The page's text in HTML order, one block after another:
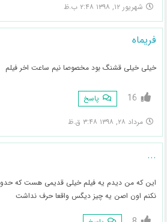
شهریور ۱۲, ۱۳۹۸ ۲:۴۸ ب.ظ
فریماه
خیلی خیلی قشنگ بود مخصوصا نیم ساعت اخر فیلم
16 پاسخ
مرداد ۲۸, ۱۳۹۸ ۳:۴۸ ق.ظ
...
نکنم اون اصن یه چیز دیگس واقعا حرف نداشت